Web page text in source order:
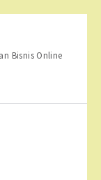
Bisnis Online